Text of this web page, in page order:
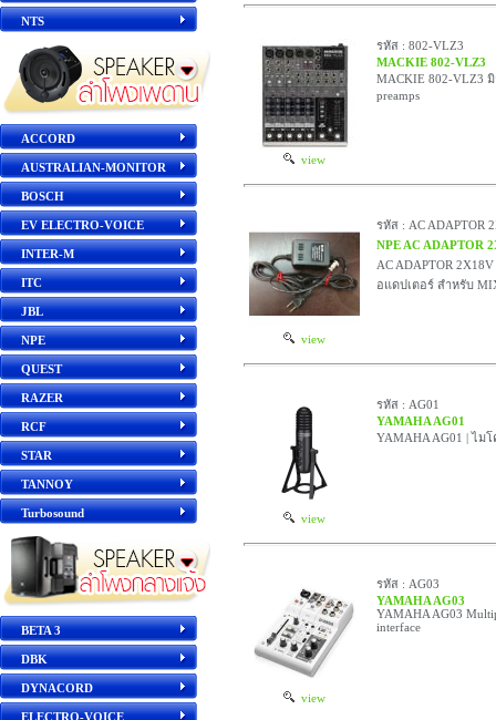
NTS
ACCORD
AUSTRALIAN-MONITOR
BOSCH
EV ELECTRO-VOICE
INTER-M
ITC
JBL
NPE
QUEST
RAZER
RCF
STAR
TANNOY
Turbosound
BETA 3
DBK
DYNACORD
ELECTRO-VOICE
view
รหัส : 802-VLZ3
MACKIE 802-VLZ3
MACKIE 802-VLZ3 มิ
preamps
view
รหัส : AC ADAPTOR
NPE AC ADAPTOR
AC ADAPTOR
อแดปเตอร์ สำหรับ
view
รหัส : AG01
YAMAHA AG01
YAMAHA AG01 | ไม
view
รหัส : AG03
YAMAHA AG03
YAMAHA AG03
interface